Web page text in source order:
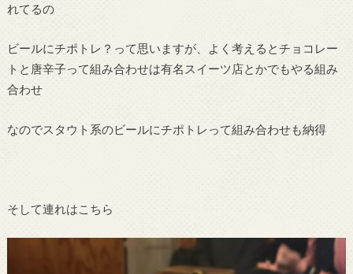
れてるの
ビールにチポトレ？って思いますが、よく考えるとチョコレー
トと唐辛子って組み合わせは有名スイーツ店とかでもやる組み
合わせ
なのでスタウト系のビールにチポトレって組み合わせも納得
そして連れはこちら